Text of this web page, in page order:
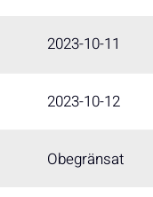
2023-10-11
2023-10-12
Obegränsat